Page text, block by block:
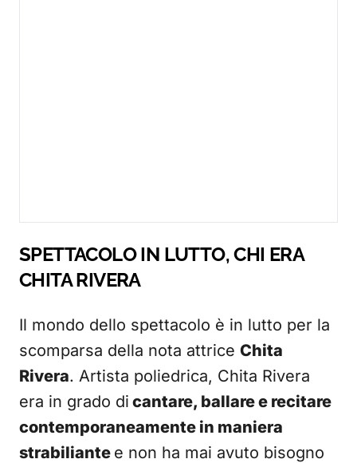
SPETTACOLO IN LUTTO, CHI ERA
CHITA RIVERA
Il mondo dello spettacolo è in lutto per la
scomparsa della nota attrice Chita
Rivera. Artista poliedrica, Chita Rivera
era in grado di cantare, ballare e recitare
contemporaneamente in maniera
strabiliante e non ha mai avuto bisogno